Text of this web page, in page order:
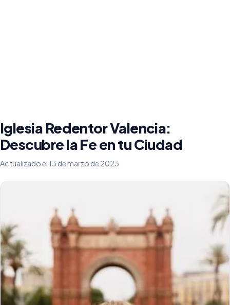
Iglesia Redentor Valencia:
Descubre la Fe en tu Ciudad
Actualizado el 13 de marzo de 2023